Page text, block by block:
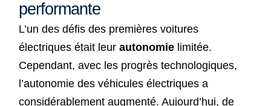
performante
L’un des défis des premières voitures
électriques était leur autonomielimitée.
Cependant, avec les progrès technologiques,
l’autonomie des véhicules électriques a
considérablement augmenté. Aujourd’hui, de